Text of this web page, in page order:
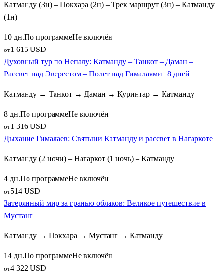
Катманду (3н) – Покхара (2н) – Трек маршрут (3н) – Катманду
(1н)
10 дн.По программеНе включён
от1 615 USD
Духовный тур по Непалу: Катманду – Танкот – Даман –
Рассвет над Эверестом – Полет над Гималаями | 8 дней
Катманду → Танкот → Даман → Куринтар → Катманду
8 дн.По программеНе включён
от1 316 USD
Дыхание Гималаев: Святыни Катманду и рассвет в Нагаркоте
Катманду (2 ночи) – Нагаркот (1 ночь) – Катманду
4 дн.По программеНе включён
от514 USD
Затерянный мир за гранью облаков: Великое путешествие в
Мустанг
Катманду → Покхара → Мустанг → Катманду
14 дн.По программеНе включён
от4 322 USD